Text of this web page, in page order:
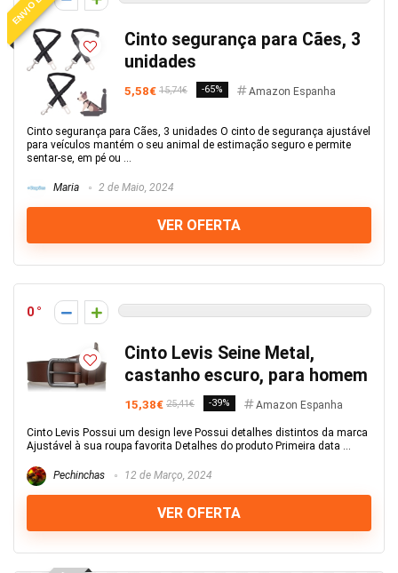
Cinto segurança para Cães, 3
unidades
5,58€ 15,74€ -65% Amazon Espanha
Cinto segurança para Cães, 3 unidades O cinto de segurança ajustável
para veículos mantém o seu animal de estimação seguro e permite
sentar-se, em pé ou ...
Maria 2 de Maio, 2024
VER OFERTA
0
Cinto Levis Seine Metal,
castanho escuro, para homem
15,38€ 25,41€ -39% Amazon Espanha
Cinto Levis Possui um design leve Possui detalhes distintos da marca
Ajustável à sua roupa favorita Detalhes do produto Primeira data ...
Pechinchas 12 de Março, 2024
VER OFERTA